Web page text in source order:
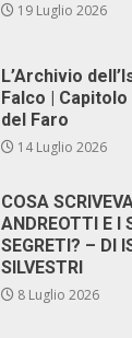
19 Luglio 2026
L’Archivio
Falco | Capitolo
del Faro
14 Luglio 2026
COSA
ANDREOTTI E I
SEGRETI? – DI
SILVESTRI
8 Luglio 2026